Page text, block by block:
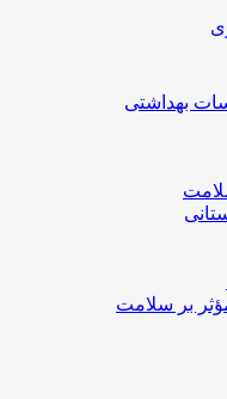
بهداشتی
بر سلامت